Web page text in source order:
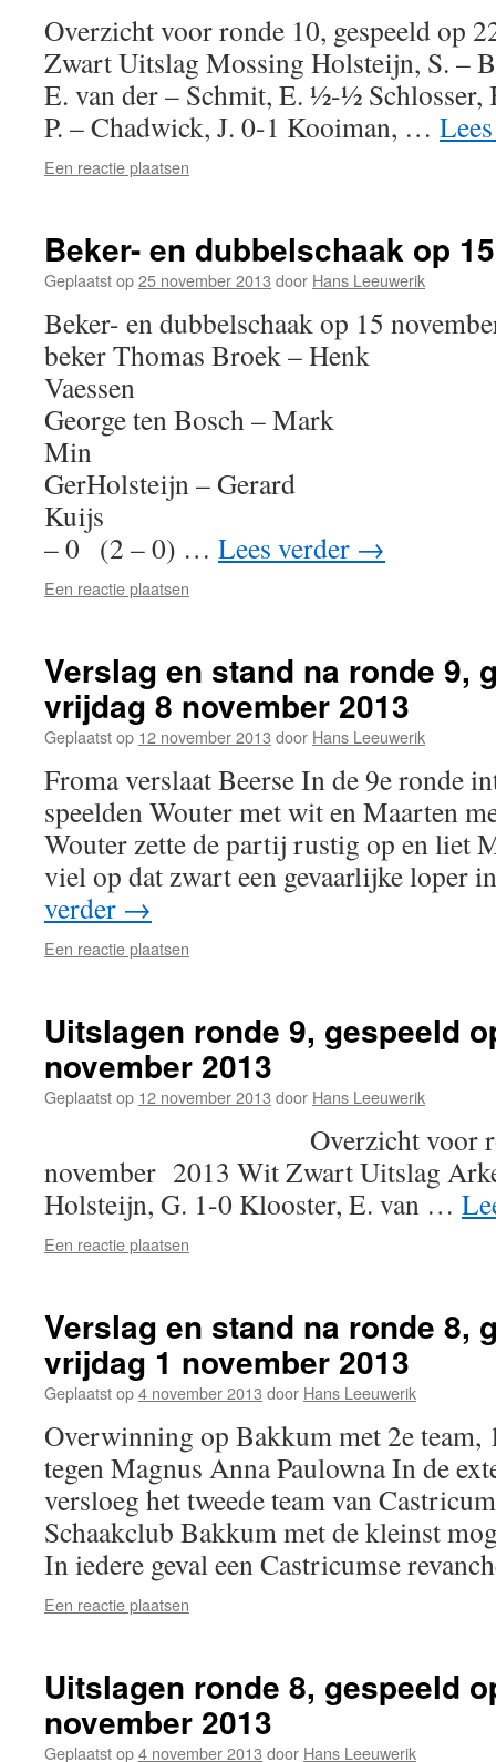
Overzicht voor ronde 10, gespeeld op
Zwart Uitslag Mossing Holsteijn, S. –
E. van der – Schmit, E. ½-½ Schlosser,
P. – Chadwick, J. 0-1 Kooiman, …
Een reactie plaatsen
Beker- en dubbelschaak op
Geplaatst op25 november 2013 door Hans Leeuwerik
Beker- en dubbelschaak op 15
beker Thomas Broek – Henk
Vaessen 1 –
George ten Bosch – Mark
Min 1 – 0
GerHolsteijn – Gerard
Kuijs 0
– 0 (2 – 0) … Lees verder →
Een reactie plaatsen
Verslag en stand na ronde 9,
vrijdag 8 november 2013
Geplaatst op 12 november 2013 door Hans Leeuwerik
Froma verslaat Beerse In de 9e ronde
speelden Wouter met wit en Maarten
Wouter zette de partij rustig op en liet
viel op dat zwart een gevaarlijke
verder →
Een reactie plaatsen
Uitslagen ronde 9, gespeeld
november 2013
Geplaatst op 12 november 2013 door Hans Leeuwerik
Overzicht voor ronde 9,
november 2013 Wit Zwart Uitslag
Holsteijn, G. 1-0 Klooster, E. van …
Een reactie plaatsen
Verslag en stand na ronde 8,
vrijdag 1 november 2013
Geplaatst op4 november 2013 door Hans Leeuwerik
Overwinning op Bakkum met 2e team,
tegen Magnus Anna Paulowna In de
versloeg het tweede team van
Schaakclub Bakkum met de kleinst
In iedere geval een Castricumse
Een reactie plaatsen
Uitslagen ronde 8, gespeeld
november 2013
Geplaatst op4 november 2013 door Hans Leeuwerik